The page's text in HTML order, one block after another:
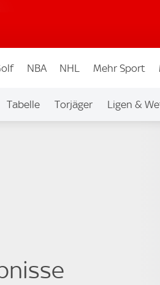
NBA NHL Mehr Sport
Tabelle Torjäger Ligen &